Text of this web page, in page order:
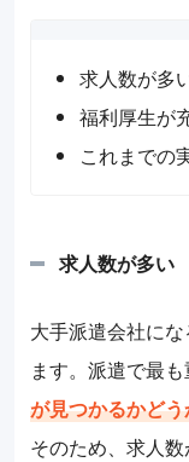
求人数が多
福利厚生が
これまでの
求人数が多い
大手派遣会社に
ます。派遣で最
が見つかるかどう
そのため、求人